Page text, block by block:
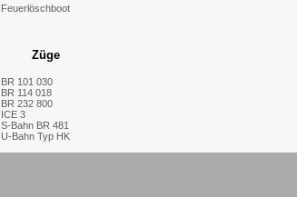
Feuerlöschboot
Züge
BR 101 030
BR 114 018
BR 232 800
ICE 3
S-Bahn BR 481
U-Bahn Typ HK